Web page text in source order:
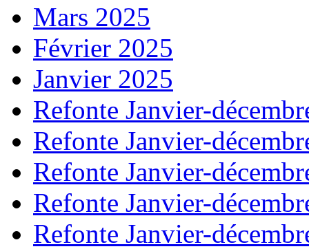
Mars 2025
Février 2025
Janvier 2025
Refonte Janvier-
Refonte Janvier-
Refonte Janvier-
Refonte Janvier-
Refonte Janvier-